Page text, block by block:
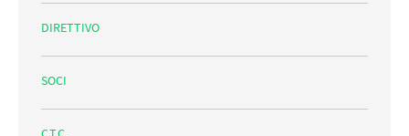
DIRETTIVO
SOCI